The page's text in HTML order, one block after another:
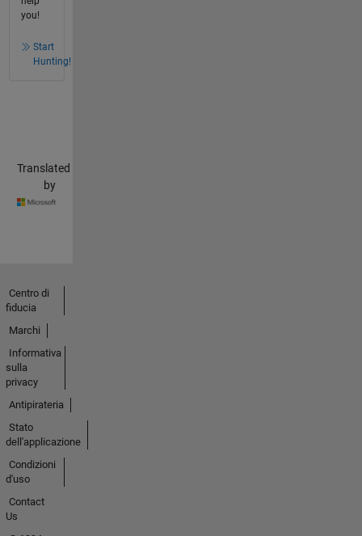
you!
Start
Hunting!
Translated
by
Centro di
fiducia
Marchi
Informativa
sulla
privacy
Antipirateria
Stato
dell'applicazione
Condizioni
d'uso
Contact
Us